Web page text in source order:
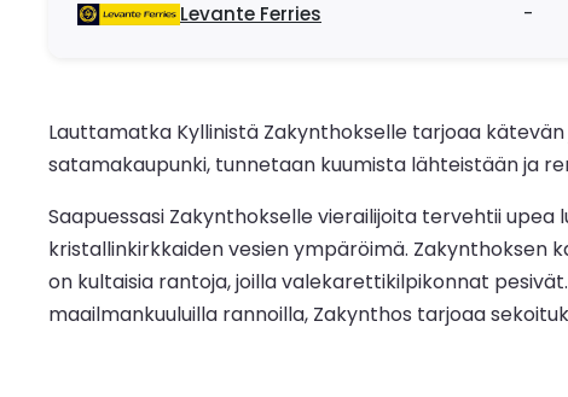
Levante Ferries -
Lauttamatka Kyllinistä Zakynthokselle tarjoaa
satamakaupunki, tunnetaan kuumista lähteistään ja
Saapuessasi Zakynthokselle vierailijoita tervehtii
kristallinkirkkaiden vesien ympäröimä. Zakynthoksen
on kultaisia rantoja, joilla valekarettikilpikonnat
maailmankuuluilla rannoilla, Zakynthos tarjoaa